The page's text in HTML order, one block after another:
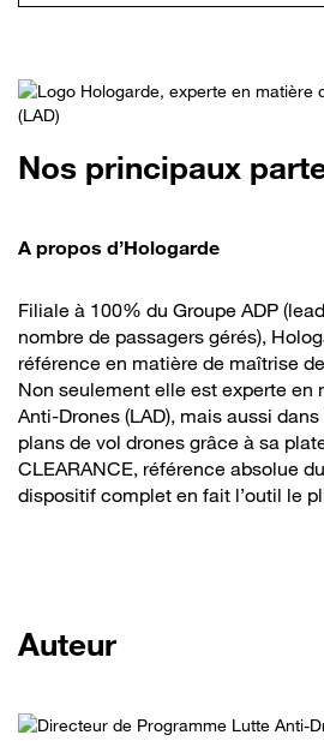
Nos principaux
A propos d’Hologarde
Filiale à 100% du Groupe ADP
nombre de passagers gérés),
référence en matière de maîtrise
Non seulement elle est experte en
Anti-Drones (LAD), mais aussi
plans de vol drones grâce à sa
CLEARANCE, référence absolue
dispositif complet en fait l’outil le
Auteur